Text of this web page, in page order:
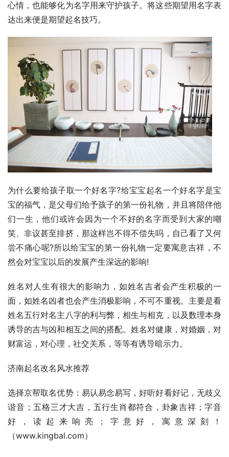
心情，也能够化为名字用来守护孩子。将这些期望用名字表
达出来便是期望起名技巧。
为什么要给孩子取一个好名字?给宝宝起名一个好名字是宝
宝的福气，是父母们给予孩子的第一份礼物，并且将陪伴他
们一生，他们或许会因为一个不好的名字而受到大家的嘲
笑、非议甚至排挤，那这样岂不得不偿失吗，自己看了又何
尝不痛心呢?所以给宝宝的第一份礼物一定要寓意吉祥，不
然会对宝宝以后的发展产生深远的影响!
姓名对人生有很大的影响力，如姓名吉者会产生积极的一
面，如姓名凶者也会产生消极影响，不可不重视。主要是看
姓名五行对名主八字的利与弊，相生与相克，以及数理本身
诱导的吉与凶和相互之间的搭配。姓名对健康，对婚姻，对
财富运，对心理，社交关系，等等有诱导暗示力。
济南起名改名风水推荐
选择京帮取名优势：易认易念易写，好听好看好记，无歧义
谐音；五格三才大吉，五行生肖都符合，卦象吉祥；字音
好，读起来响亮；字意好，寓意深刻！
（www.kingbal.com）